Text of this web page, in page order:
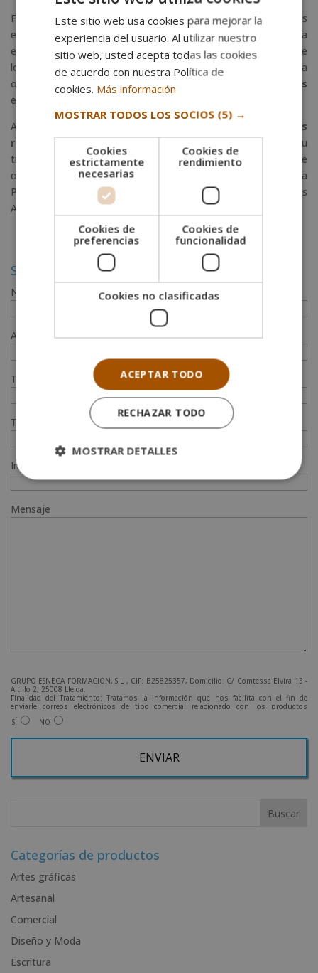
Finalmente, otro aspecto que destacan muy positivamente los
estudiantes son lasfacilidades que se ofrecen desde la
escuela, destacando la posibilidad defraccionar el pago
de
los estudios en diferentes cuotas mensuales, así como la
oportunidad de realizar estancias formativas garantizadas
en empresas o centros del sector escogido.
Así pues, el Sello Cum Laude se suma a
otros
reconocimientosque ha ganado la escuela a lo largo de su
trayectoria, como el Sello de Calidad European Excellence que
otorga Financial Magazine y la Estrella de Oro a la Excelencia
Profesional. Y todo ello gracias a los alumnos de Escuela Des
Arts.
Solicita más información
Nombre (*)
Apellidos (*)
Teléfono (*)
Tu correo electrónico (*)
Indícanos en qué curso estás interesado (*)
Mensaje
GRUPO ESNECA FORMACIÓN, S.L , CIF: B25825357, Domicilio: C/ Comtessa Elvira 13 -
Altillo 2, 25008 Lleida.
Finalidad del Tratamiento: Tratamos la información que nos facilita con el fin de
enviarle correos electrónicos de tipo comercial relacionado con los productos
ofrecidos y otros tipo de productos que fueran de su interés.
Legitimación del tratamiento: Consentimiento del interesado.
a la dirección admin@grupoesneca.com.
Desea recibir información comercial (vía telefónica y/o email):
SÍ NO
r
a
t
i
e
:
Categorías de productos
Artes gráficas
Artesanal
Comercial
Diseño y Moda
Escritura
Este sitio web usa cookies para mejorar la
experiencia del usuario. Al utilizar nuestro
sitio web, usted acepta todas las cookies
de acuerdo con nuestra Política de
cookies. Más información
MOSTRAR TODOS LOS SOCIOS (5) →
Cookies
estrictamente
necesarias
Cookies de
rendimiento
Cookies de
preferencias
Cookies de
funcionalidad
Cookies no clasificadas
ACEPTAR TODO
RECHAZAR TODO
MOSTRAR DETALLES